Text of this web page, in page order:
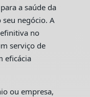
a saúde da
negócio. A
no
serviço de
eficácia
ou empresa,